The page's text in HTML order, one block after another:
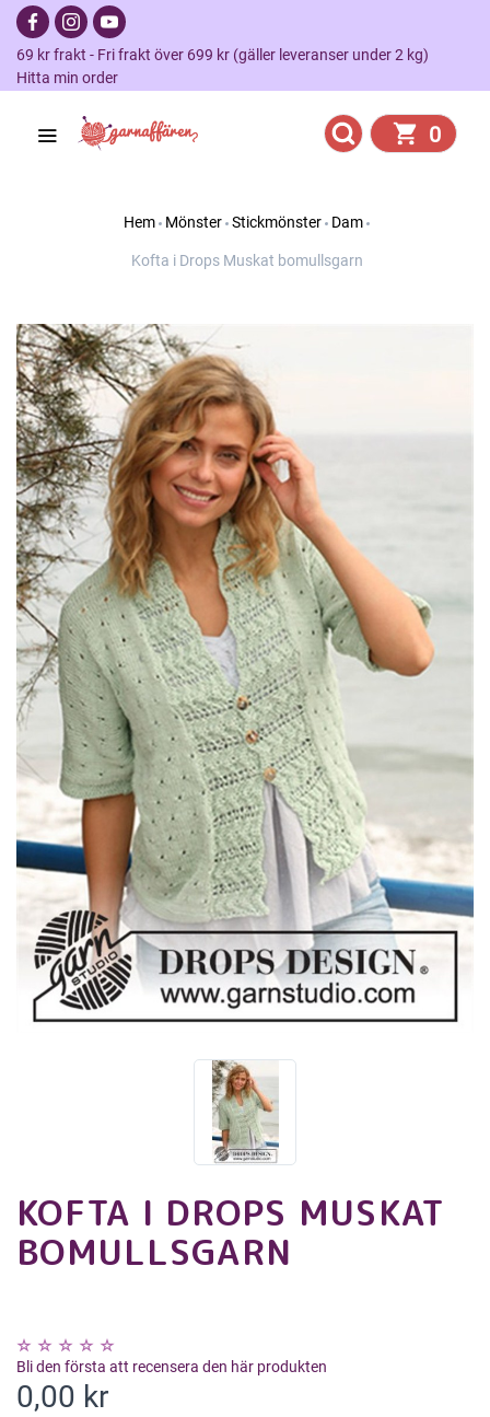
69 kr frakt - Fri frakt över 699 kr (gäller leveranser under 2 kg)
Hitta min order
0
Hem Mönster Stickmönster Dam
Kofta i Drops Muskat bomullsgarn
KOFTA I DROPS MUSKAT
BOMULLSGARN
Bli den första att recensera den här produkten
0,00 kr